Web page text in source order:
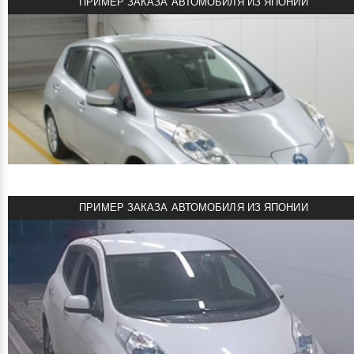
Комплектация: 30X
смотреть подробнее
Цена: 811000 руб
NISSAN LEAF 2016
Автомобиль под заказ!
NAA Nagoya 4 CC
Объем двигателя: Электромотор
Пробег: 83000 км
Комплектация: 24X
смотреть подробнее
Цена: 832000 руб
NISSAN LEAF 2017
Автомобиль под заказ!
NAA Nagoya 4 CC
ПРИМЕР ЗАКАЗА АВТОМОБИЛЯ ИЗ ЯПОНИИ